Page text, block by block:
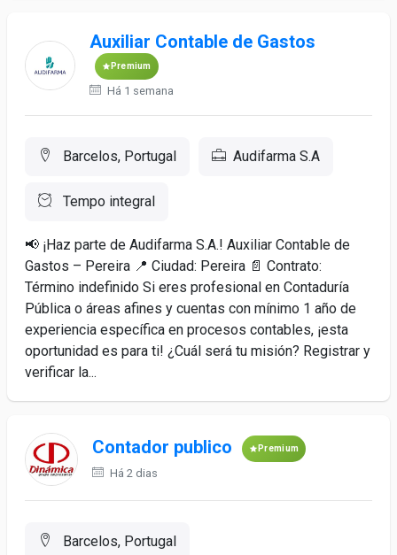
Auxiliar Contable de Gastos
Premium
Há 1 semana
Barcelos, Portugal Audifarma S.A
Tempo integral
📢 ¡Haz parte de Audifarma S.A.! Auxiliar Contable de
Gastos – Pereira 📍 Ciudad: Pereira 📄 Contrato:
Término indefinido Si eres profesional en Contaduría
Pública o áreas afines y cuentas con mínimo 1 año de
experiencia específica en procesos contables, ¡esta
oportunidad es para ti! ¿Cuál será tu misión? Registrar y
verificar la...
Contador publico Premium
Há 2 dias
Barcelos, Portugal